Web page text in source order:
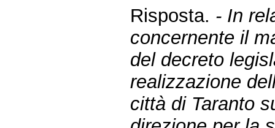
Risposta. - In
concernente il
del decreto
realizzazione
città di Taranto